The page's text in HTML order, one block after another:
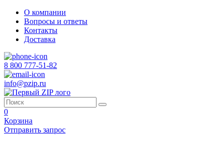
О компании
Вопросы и ответы
Контакты
Доставка
8 800 777-51-82
info@pzip.ru
0
Корзина
Отправить запрос